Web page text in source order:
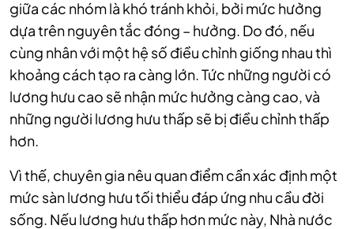
giữa các nhóm là khó tránh khỏi, bởi mức hưởng
dựa trên nguyên tắc đóng – hưởng. Do đó, nếu
cùng nhân với một hệ số điều chỉnh giống nhau thì
khoảng cách tạo ra càng lớn. Tức những người có
lương hưu cao sẽ nhận mức hưởng càng cao, và
những người lương hưu thấp sẽ bị điều chỉnh thấp
hơn.
Vì thế, chuyên gia nêu quan điểm cần xác định một
mức sàn lương hưu tối thiểu đáp ứng nhu cầu đời
sống. Nếu lương hưu thấp hơn mức này, Nhà nước